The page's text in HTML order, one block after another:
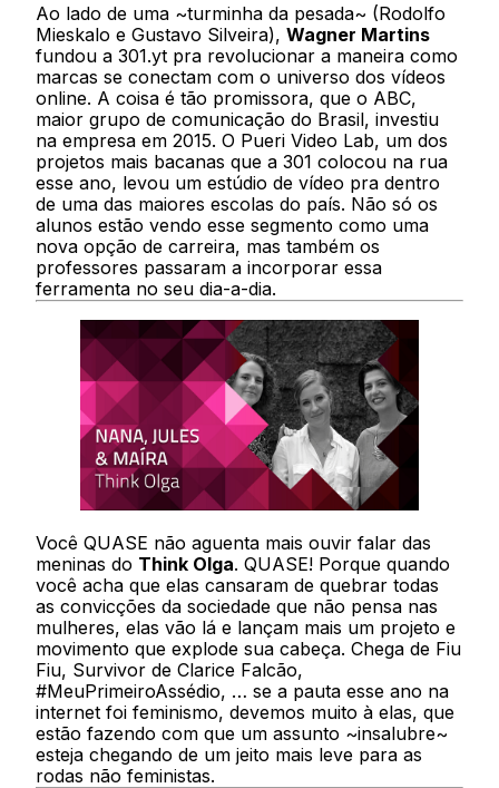
Ao lado de uma ~turminha da pesada~ (Rodolfo
Mieskalo e Gustavo Silveira),Wagner Martins
fundou a 301.yt pra revolucionar a maneira como
marcas se conectam com o universo dos vídeos
online. A coisa é tão promissora, que o ABC,
maior grupo de comunicação do Brasil, investiu
na empresa em 2015. O Pueri Video Lab, um dos
projetos mais bacanas que a 301 colocou na rua
esse ano, levou um estúdio de vídeo pra dentro
de uma das maiores escolas do país. Não só os
alunos estão vendo esse segmento como uma
nova opção de carreira, mas também os
professores passaram a incorporar essa
ferramenta no seu dia-a-dia.
Você QUASE não aguenta mais ouvir falar das
meninas do Think Olga. QUASE! Porque quando
você acha que elas cansaram de quebrar todas
as convicções da sociedade que não pensa nas
mulheres, elas vão lá e lançam mais um projeto e
movimento que explode sua cabeça. Chega de Fiu
Fiu, Survivor de Clarice Falcão,
#MeuPrimeiroAssédio, … se a pauta esse ano na
internet foi feminismo, devemos muito à elas, que
estão fazendo com que um assunto ~insalubre~
esteja chegando de um jeito mais leve para as
rodas não feministas.